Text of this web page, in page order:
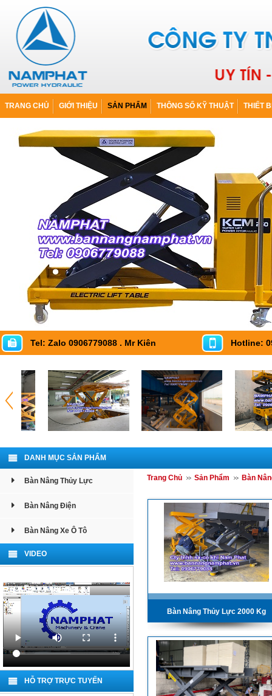
TRANG CHỦ GIỚI THIỆU SẢN PHẨM THÔNG SỐ KỸ THUẬT THIẾT
Tel: Zalo 0906779088 . Mr Kiên Hotline:
DANH MỤC SẢN PHẨM
Bàn Nâng Thủy Lực
Bàn Nâng Điện
Bàn Nâng Xe Ô Tô
VIDEO
HỖ TRỢ TRỰC TUYẾN
Trang Chủ Sản Phẩm Bàn
Bàn Nâng Thủy Lực 2000 Kg